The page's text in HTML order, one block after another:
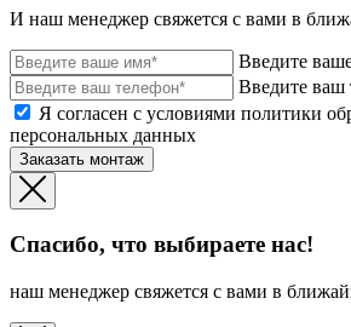
И наш менеджер свяжется с вами в
Введите
Введите ваш
Я согласен с условиями политики
персональных данных
Заказать монтаж
Спасибо, что выбираете нас!
наш менеджер свяжется с вами в